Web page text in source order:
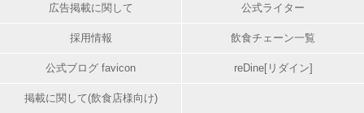
広告掲載に関して 公式ライター
採用情報 飲食チェーン一覧
公式ブログ favicon reDine[リダイン]
掲載に関して(飲食店様向け)